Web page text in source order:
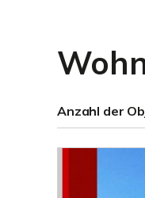
Anzahl der